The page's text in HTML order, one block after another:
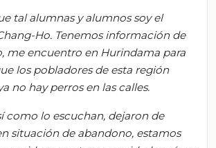
talalumnas y alumnossoy el
Ho. Tenemos información de
me encuentro en Hurindama para
los pobladores de esta región
no hay perros en las calles.
como lo escuchan, dejaron de
situación de abandono, estamos